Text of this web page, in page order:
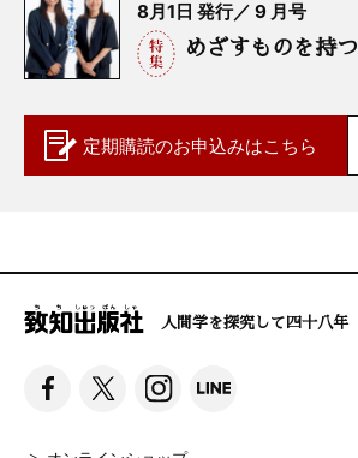
8月1日 発行／ 9 月号
めざすものを持つ
定期購読のお申込みはこちら
人間学を探究して四十八年